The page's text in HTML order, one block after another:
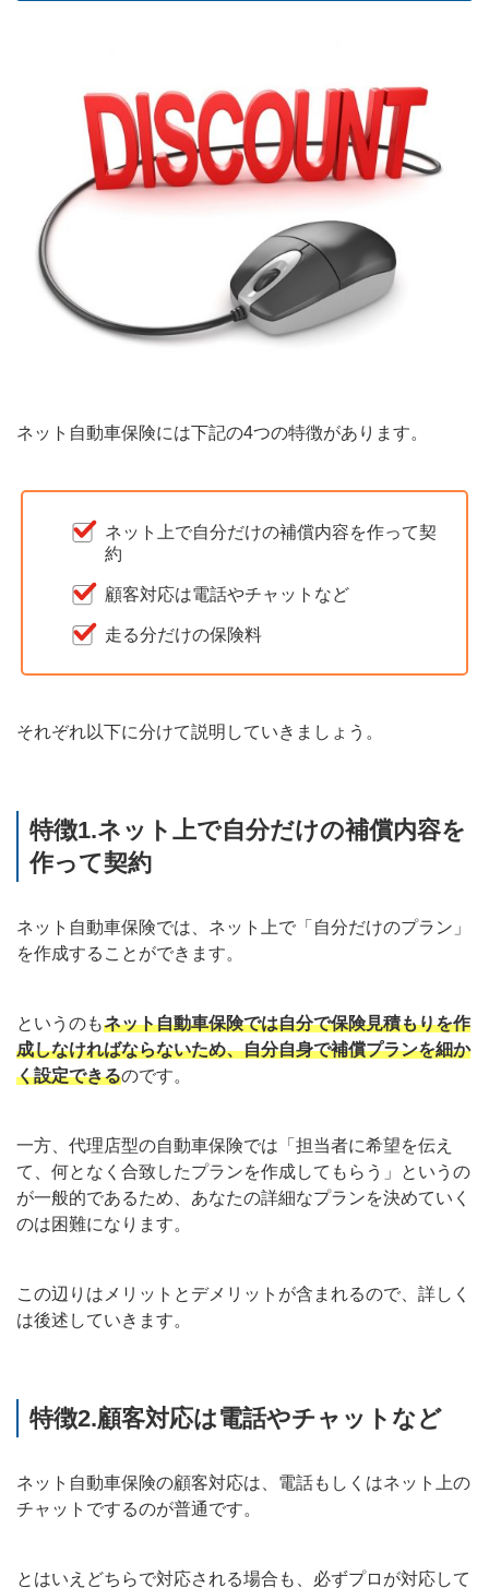
ネット自動車保険には下記の4つの特徴があります。
ネット上で自分だけの補償内容を作って契
約
顧客対応は電話やチャットなど
走る分だけの保険料
それぞれ以下に分けて説明していきましょう。
特徴1.ネット上で自分だけの補償内容を
作って契約
ネット自動車保険では、ネット上で「自分だけのプラン」
を作成することができます。
というのもネット自動車保険では自分で保険見積もりを作
成しなければならないため、自分自身で補償プランを細か
く設定できるのです。
一方、代理店型の自動車保険では「担当者に希望を伝え
て、何となく合致したプランを作成してもらう」というの
が一般的であるため、あなたの詳細なプランを決めていく
のは困難になります。
この辺りはメリットとデメリットが含まれるので、詳しく
は後述していきます。
特徴2.顧客対応は電話やチャットなど
ネット自動車保険の顧客対応は、電話もしくはネット上の
チャットでするのが普通です。
とはいえどちらで対応される場合も、必ずプロが対応して